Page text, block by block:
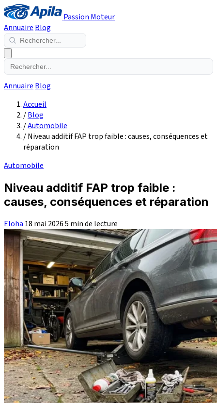
Passion Moteur
Annuaire Blog
Annuaire Blog
Accueil
/Blog
/Automobile
/Niveau additif FAP trop faible : causes, conséquences et
réparation
Automobile
Niveau additif FAP trop faible :
causes, conséquences et réparation
Eloha 18 mai 20265 min de lecture